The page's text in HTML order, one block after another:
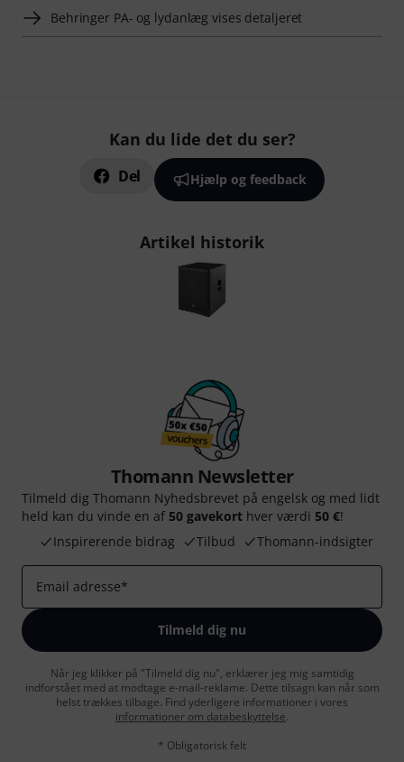
Behringer PA- og lydanlæg vises detaljeret
Kan du lide det du ser?
Del Hjælp og feedback
Artikel historik
Thomann Newsletter
Tilmeld dig Thomann Nyhedsbrevet på engelsk og med lidt
held kan du vinde en af 50 gavekort hver værdi 50 €!
Inspirerende bidrag
Tilbud Thomann-indsigter
Email adresse*
Tilmeld dig nu
Når jeg klikker på "Tilmeld dig nu", erklærer jeg mig samtidig
indforstået med at modtage e-mail-reklame. Dette tilsagn kan når som
helst trækkes tilbage. Find yderligere informationer i vores
informationer om databeskyttelse.
* Obligatorisk felt